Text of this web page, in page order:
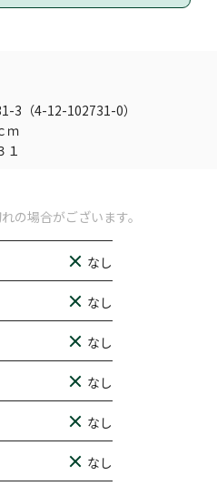
3（4-12-102731-0）
ｍ
１
の場合がございます。
なし
なし
なし
なし
なし
なし